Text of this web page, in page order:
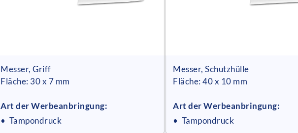
Messer, Griff
Fläche: 30 x 7 mm
Art der Werbeanbringung:
• Tampondruck
Messer, Schutzhülle
Fläche: 40 x 10 mm
Art der Werbeanbringung:
• Tampondruck